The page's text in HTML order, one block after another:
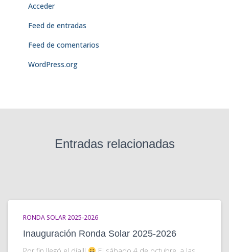
Acceder
Feed de entradas
Feed de comentarios
WordPress.org
Entradas relacionadas
RONDA SOLAR 2025-2026
Inauguración Ronda Solar 2025-2026